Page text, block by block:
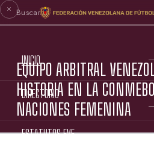
INICIO
DIRECTORIO
ESTATUTOS FVF
EQUIPO ARBITRAL
HISTORIA EN LA
NACIONES FEMENINA